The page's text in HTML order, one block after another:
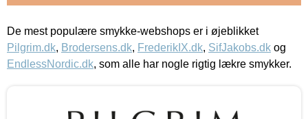
De mest populære smykke-webshops er i øjeblikket
Pilgrim.dk, Brodersens.dk, FrederikIX.dk, SifJakobs.dk og
EndlessNordic.dk, som alle har nogle rigtig lækre smykker.